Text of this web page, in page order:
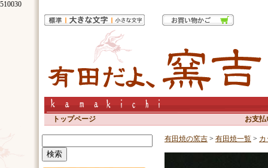
510030
トップページ お支
有田焼の窯吉 > 有田焼一覧 > カ